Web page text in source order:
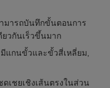
มารถบันทึกขั้นตอนการ
วกันเร็วขึ้นมาก
แกนขั้วและขั้วสี่เหลี่ยม,
เชยเชิงเส้นตรงในส่วน